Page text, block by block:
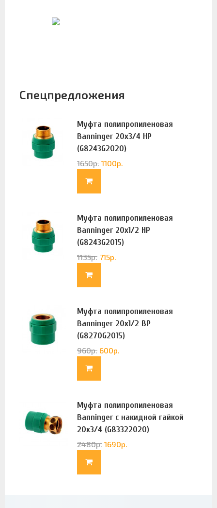
Спецпредложения
Муфта полипропиленовая
Banninger 20х3/4 НР
(G8243G2020)
1650р. 1100р.
Муфта полипропиленовая
Banninger 20х1/2 НР
(G8243G2015)
1135р. 715р.
Муфта полипропиленовая
Banninger 20х1/2 ВР
(G8270G2015)
960р. 600р.
Муфта полипропиленовая
Banninger с накидной гайкой
20х3/4 (G83322020)
2480р. 1690р.